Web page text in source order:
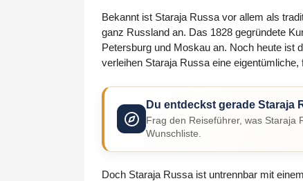
Bekannt ist Staraja Russa vor allem als
ganz Russland an. Das 1828 gegründete
Petersburg und Moskau an. Noch heute ist
verleihen Staraja Russa eine
Du entdeckst gerade Staraja
Frag den Reiseführer, was Staraja
Wunschliste.
Doch Staraja Russa ist untrennbar mit